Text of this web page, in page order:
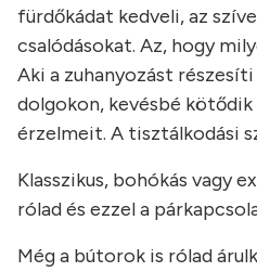
fürdőkádat kedveli, az
csalódásokat. Az, hogy
Aki a zuhanyozást
dolgokon, kevésbé
érzelmeit. A tisztálkodási
Klasszikus, bohókás vagy
rólad és ezzel a
Még a bútorok is rólad